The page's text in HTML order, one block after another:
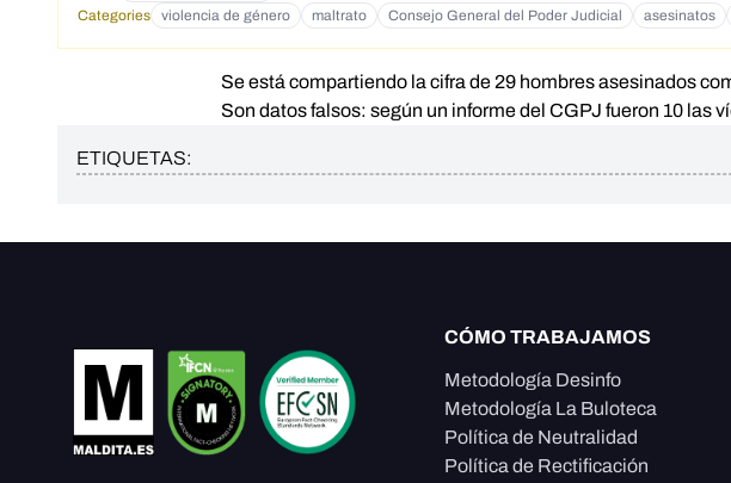
Categories
violencia de género maltrato Consejo General del Poder Judicial asesinatos
Se está compartiendo la cifra de 29 hombres asesinados
Son datos falsos:según un informe del CGPJ fueron 10 las
ETIQUETAS:
CÓMO TRABAJAMOS
Metodología Desinfo
Metodología La Buloteca
Política de Neutralidad
Política de Rectificación